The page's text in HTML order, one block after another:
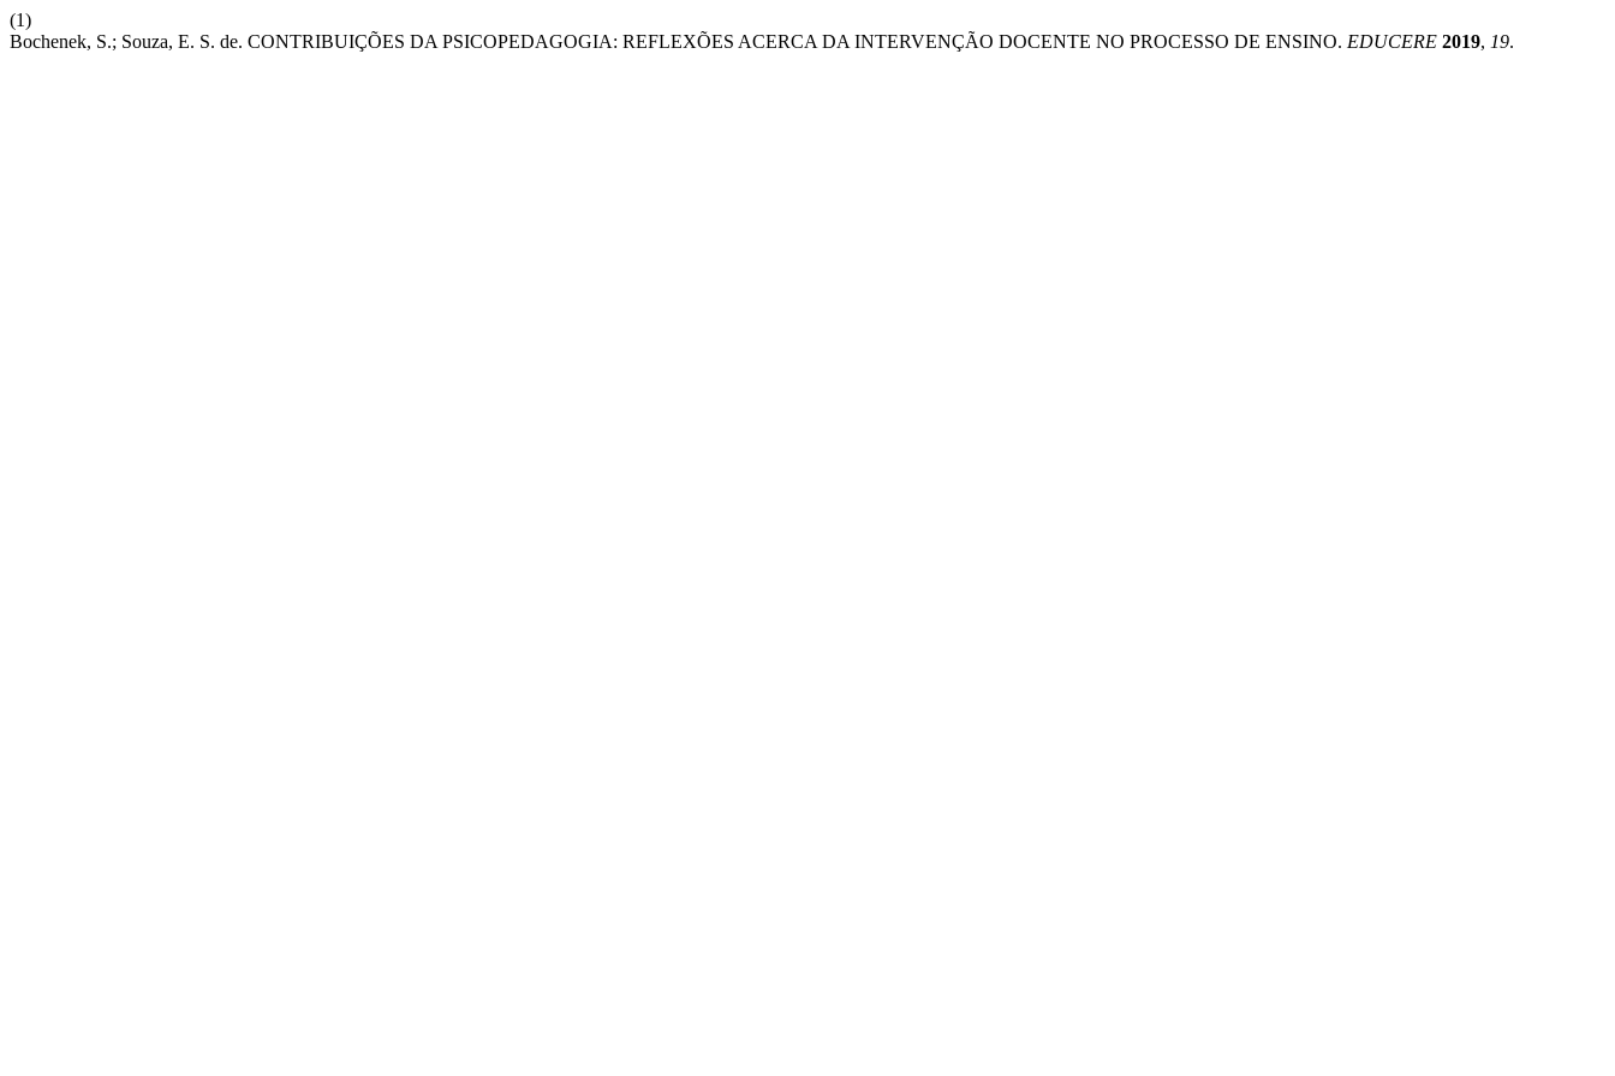
(1)
Bochenek, S.; Souza, E. S. de. CONTRIBUIÇÕES DA PSICOPEDAGOGIA: REFLEXÕES ACERCA DA INTERVENÇÃO DOCENTE NO PROCESSO DE ENSINO. EDUCERE 2019, 19.